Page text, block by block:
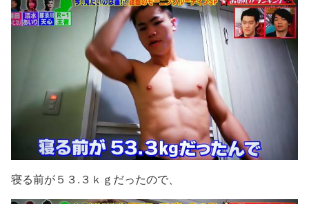
寝る前が５３.３ｋｇだったので、